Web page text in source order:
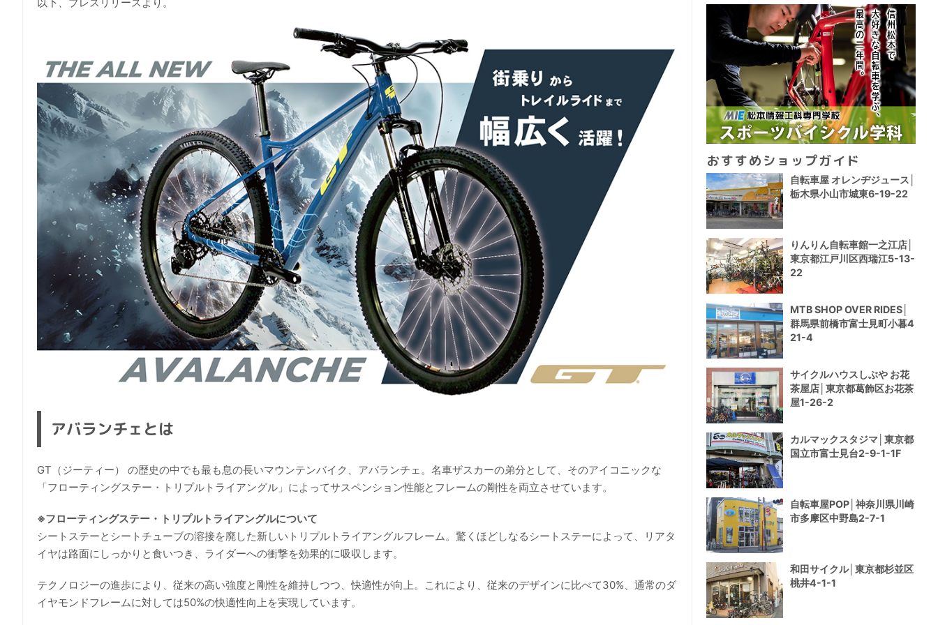
アバランチェとは
GT（ジーティー） の歴史の中でも最も息の長いマウンテンバイク、アバランチェ。名車ザスカーの弟分として、そのアイコニックな
「フローティングステー・トリプルトライアングル」によってサスペンション性能とフレームの剛性を両立させています。
※フローティングステー・トリプルトライアングルについて
シートステーとシートチューブの溶接を廃した新しいトリプルトライアングルフレーム。驚くほどしなるシートステーによって、リアタ
イヤは路面にしっかりと食いつき、ライダーへの衝撃を効果的に吸収します。
テクノロジーの進歩により、従来の高い強度と剛性を維持しつつ、快適性が向上。これにより、従来のデザインに比べて30%、通常のダ
イヤモンドフレームに対しては50%の快適性向上を実現しています。
おすすめショップガイド
自転車屋 オレンヂジュース│
栃木県小山市城東6-19-22
りんりん自転車館一之江店│
東京都江戸川区西瑞江5-13-
22
MTB SHOP OVER RIDES│
群馬県前橋市富士見町小暮4
21-4
サイクルハウスしぶや お花
茶屋店│東京都葛飾区お花茶
屋1-26-2
カルマックスタジマ│東京都
国立市富士見台2-9-1-1F
自転車屋POP│神奈川県川崎
市多摩区中野島2-7-1
和田サイクル│東京都杉並区
桃井4-1-1